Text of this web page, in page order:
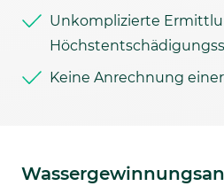
Unkomplizierte
Keine Anrechnung